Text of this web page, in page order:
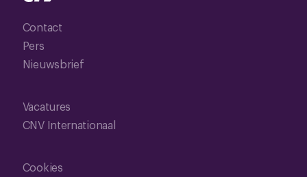
Contact
Pers
Nieuwsbrief
Vacatures
CNV Internationaal
Cookies